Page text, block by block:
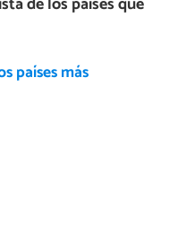
países más